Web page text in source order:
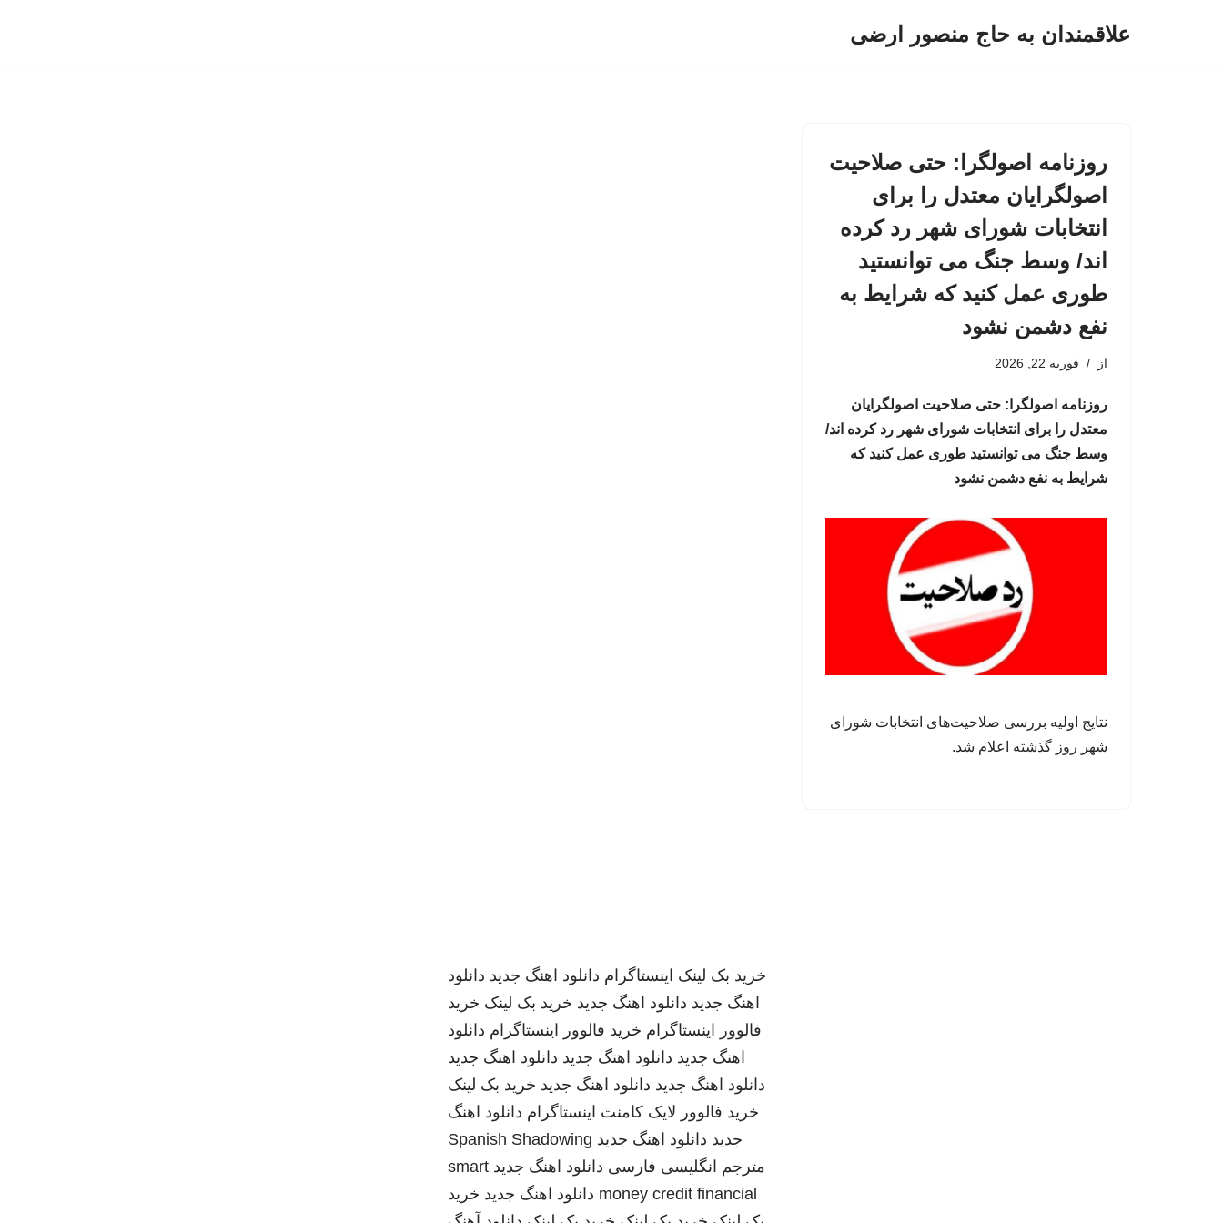
علاقمندان به حاج منصور ارضی
روزنامه اصولگرا: حتی صلاحیت
اصولگرایان معتدل را برای
انتخابات شورای شهر رد کرده
اند/ وسط جنگ می توانستید
طوری عمل کنید که شرایط به
نفع دشمن نشود
از فوریه 22, 2026
روزنامه اصولگرا: حتی صلاحیت اصولگرایان
معتدل را برای انتخابات شورای شهر رد کرده اند/
وسط جنگ می توانستید طوری عمل کنید که
شرایط به نفع دشمن نشود
نتایج اولیه بررسی صلاحیت‌های انتخابات شورای
شهر روز گذشته اعلام شد.
خرید بک لینک اینستاگرام دانلود اهنگ جدید دانلود
اهنگ جدید دانلود اهنگ جدید خرید بک لینک خرید
فالوور اینستاگرام خرید فالوور اینستاگرام دانلود
اهنگ جدید دانلود اهنگ جدید دانلود اهنگ جدید
دانلود اهنگ جدید دانلود اهنگ جدید خرید بک لینک
خرید فالوور لایک کامنت اینستاگرام دانلود اهنگ
جدید دانلود اهنگ جدید Spanish Shadowing
مترجم انگلیسی فارسی دانلود اهنگ جدید smart
money credit financial دانلود اهنگ جدید خرید